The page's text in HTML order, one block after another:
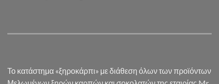
Το κατάστημα «ξηροκάρπι» με διάθεση όλων των προϊόντων